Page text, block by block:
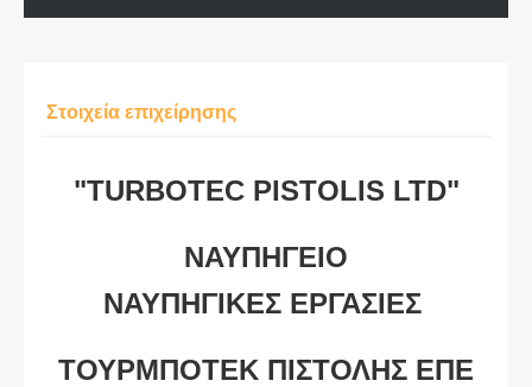
Στοιχεία επιχείρησης
"TURBOTEC PISTOLIS LTD"
ΝΑΥΠΗΓΕΙΟ
ΝΑΥΠΗΓΙΚΕΣ ΕΡΓΑΣΙΕΣ
ΤΟΥΡΜΠΟΤΕΚ ΠΙΣΤΟΛΗΣ ΕΠΕ